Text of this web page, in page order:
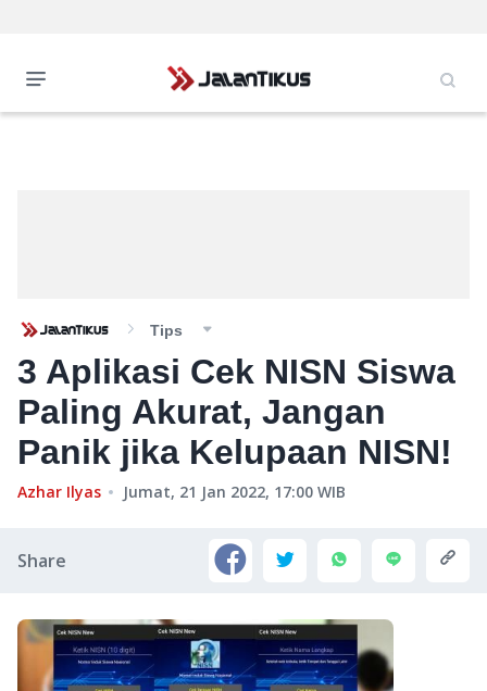
Tips
3 Aplikasi Cek NISN Siswa
Paling Akurat, Jangan
Panik jika Kelupaan NISN!
Azhar Ilyas Jumat, 21 Jan 2022, 17:00 WIB
Share